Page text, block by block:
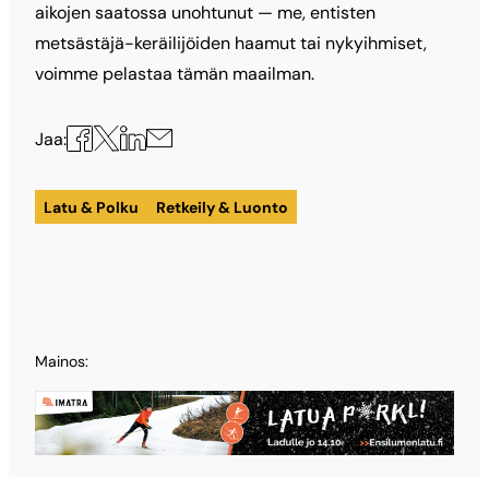
aikojen saatossa unohtunut — me, entisten
metsästäjä-keräilijöiden haamut tai nykyihmiset,
voimme pelastaa tämän maailman.
Jaa: Jaa
Facebookissa
Jaa
X:ssä
Jaa
LinkedInissä
Jaa
sähköpostilla
Latu & Polku Retkeily & Luonto
Mainos: